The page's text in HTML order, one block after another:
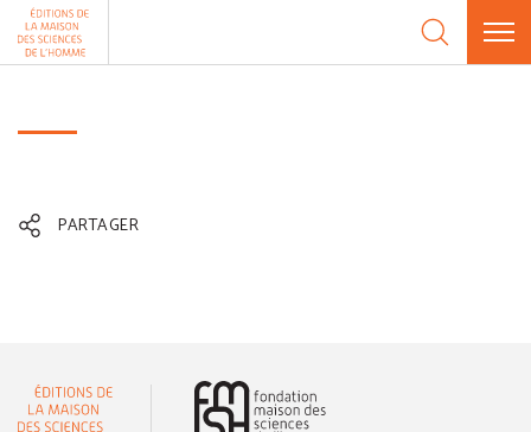
Aller au contenu
PARTAGER
Panneau de gestion des cookies